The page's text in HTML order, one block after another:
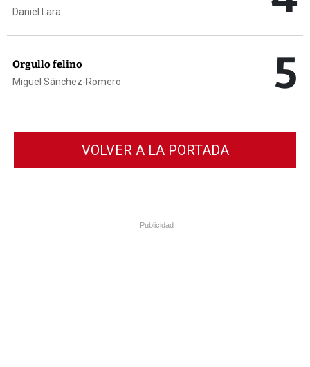
Daniel Lara
Orgullo felino
Miguel Sánchez-Romero 5
VOLVER A LA PORTADA
Publicidad